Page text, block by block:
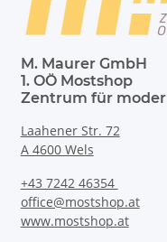
M. Maurer GmbH
1. OÖ Mostshop
Zentrum für
Laahener Str. 72
A 4600 Wels
+43 7242 46354
office@mostshop.at
www.mostshop.at